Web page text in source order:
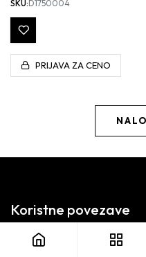
SKU:D1750004
PRIJAVA ZA CENO
Koristne povezave
Domov